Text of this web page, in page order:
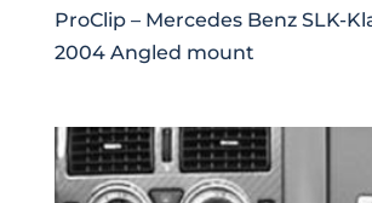
ProClip – Mercedes Benz SLK-
2004 Angled mount